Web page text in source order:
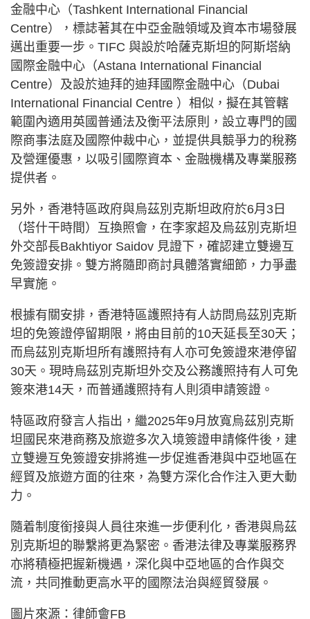
金融中心（Tashkent International Financial
Centre），標誌著其在中亞金融領域及資本市場發展
邁出重要一步。TIFC 與設於哈薩克斯坦的阿斯塔納
國際金融中心（Astana International Financial
Centre）及設於迪拜的迪拜國際金融中心（Dubai
International Financial Centre ）相似，擬在其管轄
範圍內適用英國普通法及衡平法原則，設立專門的國
際商事法庭及國際仲裁中心，並提供具競爭力的稅務
及營運優惠，以吸引國際資本、金融機構及專業服務
提供者。
另外，香港特區政府與烏茲別克斯坦政府於6月3日
（塔什干時間）互換照會，在李家超及烏茲別克斯坦
外交部長Bakhtiyor Saidov 見證下，確認建立雙邊互
免簽證安排。雙方將隨即商討具體落實細節，力爭盡
早實施。
根據有關安排，香港特區護照持有人訪問烏茲別克斯
坦的免簽證停留期限，將由目前的10天延長至30天；
而烏茲別克斯坦所有護照持有人亦可免簽證來港停留
30天。現時烏茲別克斯坦外交及公務護照持有人可免
簽來港14天，而普通護照持有人則須申請簽證。
特區政府發言人指出，繼2025年9月放寬烏茲別克斯
坦國民來港商務及旅遊多次入境簽證申請條件後，建
立雙邊互免簽證安排將進一步促進香港與中亞地區在
經貿及旅遊方面的往來，為雙方深化合作注入更大動
力。
隨着制度銜接與人員往來進一步便利化，香港與烏茲
別克斯坦的聯繫將更為緊密。香港法律及專業服務界
亦將積極把握新機遇，深化與中亞地區的合作與交
流，共同推動更高水平的國際法治與經貿發展。
圖片來源：律師會FB